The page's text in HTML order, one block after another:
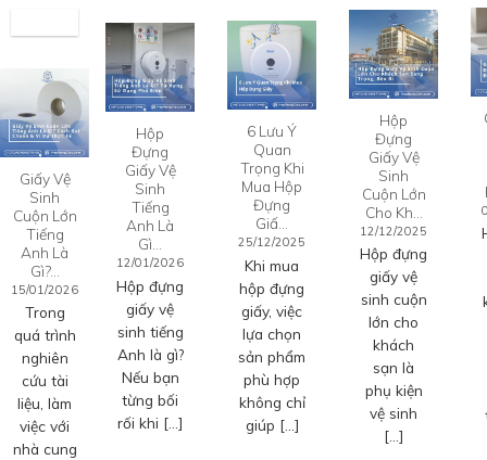
Giấy Vệ
Sinh
Cuộn Lớn
Tiếng
Anh Là
Gì?…
15/01/2026
Trong
quá trình
nghiên
cứu tài
liệu, làm
việc với
nhà cung
Hộp
Đựng
Giấy Vệ
Sinh
Tiếng
Anh Là
Gì…
12/01/2026
Hộp đựng
giấy vệ
sinh tiếng
Anh là gì?
Nếu bạn
từng bối
rối khi […]
6 Lưu Ý
Quan
Trọng Khi
Mua Hộp
Đựng
Giấ…
25/12/2025
Khi mua
hộp đựng
giấy, việc
lựa chọn
sản phẩm
phù hợp
không chỉ
giúp […]
Hộp
Đựng
Giấy Vệ
Sinh
Cuộn Lớn
Cho Kh…
12/12/2025
Hộp đựng
giấy vệ
sinh cuộn
lớn cho
khách
sạn là
phụ kiện
vệ sinh
[…]